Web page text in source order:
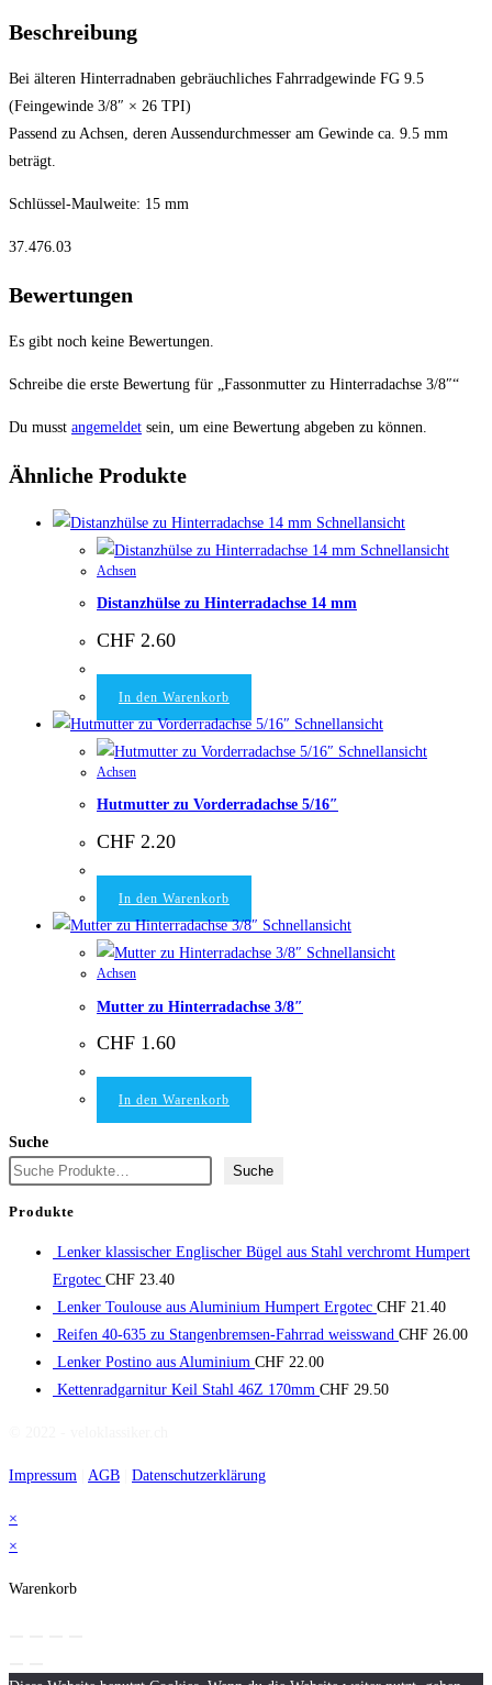
Beschreibung
Bei älteren Hinterradnaben gebräuchliches Fahrradgewinde FG 9.5
(Feingewinde 3/8″ × 26 TPI)
Passend zu Achsen, deren Aussendurchmesser am Gewinde ca. 9.5 mm
beträgt.
Schlüssel-Maulweite: 15 mm
37.476.03
Bewertungen
Es gibt noch keine Bewertungen.
Schreibe die erste Bewertung für „Fassonmutter zu Hinterradachse 3/8″“
Du musst angemeldet sein, um eine Bewertung abgeben zu können.
Ähnliche Produkte
Schnellansicht
Schnellansicht
Achsen
Distanzhülse zu Hinterradachse 14 mm
CHF 2.60
In den Warenkorb
Schnellansicht
Schnellansicht
Achsen
Hutmutter zu Vorderradachse 5/16″
CHF 2.20
In den Warenkorb
Schnellansicht
Schnellansicht
Achsen
Mutter zu Hinterradachse 3/8″
CHF 1.60
In den Warenkorb
Suche
Suche
Produkte
Lenker klassischer Englischer Bügel aus Stahl verchromt Humpert
Ergotec CHF 23.40
Lenker Toulouse aus Aluminium Humpert Ergotec CHF 21.40
Reifen 40-635 zu Stangenbremsen-Fahrrad weisswand CHF 26.00
Lenker Postino aus Aluminium CHF 22.00
Kettenradgarnitur Keil Stahl 46Z 170mm CHF 29.50
Impressum AGB Datenschutzerklärung
×
×
Warenkorb